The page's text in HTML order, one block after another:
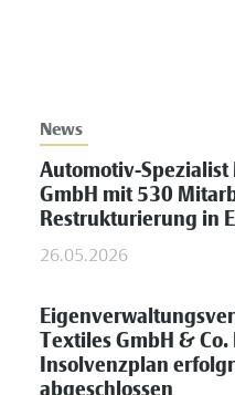
News
Automotiv-Spezialist
GmbH mit 530
Restrukturierung in
26.05.2026
Textiles GmbH & Co.
Insolvenzplan
abgeschlossen